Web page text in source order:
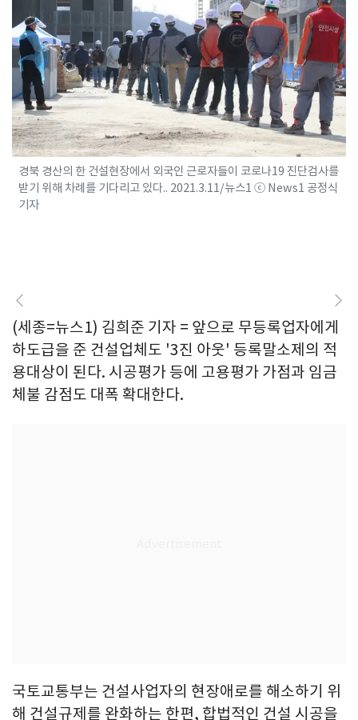
경북 경산의 한 건설현장에서 외국인 근로자들이 코로나19 진단검사를
받기 위해 차례를 기다리고 있다.. 2021.3.11/뉴스1 ⓒ News1 공정식
기자
(세종=뉴스1) 김희준 기자 = 앞으로 무등록업자에게
하도급을 준 건설업체도 '3진 아웃' 등록말소제의 적
용대상이 된다. 시공평가 등에 고용평가 가점과 임금
체불 감점도 대폭 확대한다.
국토교통부는 건설사업자의 현장애로를 해소하기 위
해 건설규제를 완화하는 한편, 합법적인 건설 시공을